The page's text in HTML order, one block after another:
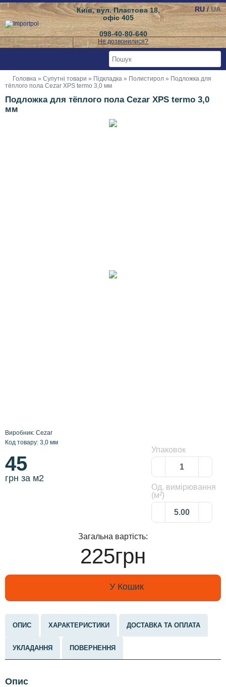
RU / UA
Київ, вул. Пластова 18,
офіс 405
098-40-80-640
Не дозвонилися?
Головна » Супутні товари » Підкладка » Полистирол » Подложка для
тёплого пола Cezar XPS termo 3,0 мм
Подложка для тёплого пола Cezar XPS termo 3,0
мм
Виробник: Cezar
Код товару: 3,0 мм
45
грн за м2
Упаковок
Од. вимірювання
(м²)
Загальна вартість:
225грн
У Кошик
ОПИС ХАРАКТЕРИСТИКИ ДОСТАВКА ТА ОПЛАТА
УКЛАДАННЯ ПОВЕРНЕННЯ
Опис